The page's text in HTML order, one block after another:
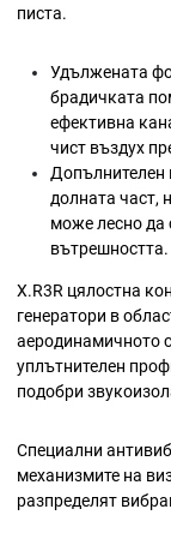
писта.
Удължената
брадичката
ефективна
чист въздух
Допълнителен
долната част,
може лесно да
вътрешността.
X.R3R цялостна
генератори в
аеродинамичното
уплътнителен
подобри
Специални
механизмите на
разпределят